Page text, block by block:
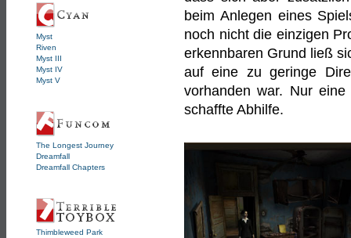
Myst
Riven
Myst III
Myst IV
Myst V
The Longest Journey
Dreamfall
Dreamfall Chapters
Thimbleweed Park
beim Anlegen eines
noch nicht die einzigen
erkennbaren Grund ließ
auf eine zu geringe
vorhanden war. Nur
schaffte Abhilfe.